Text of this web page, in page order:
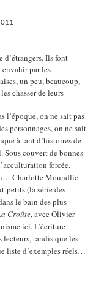
Ils font
par les
un peu, beaucoup,
chasser de leurs
l’époque, on ne sait pas
personnages, on ne sait
à tant d’histoires de
couvert de bonnes
forcée.
Charlotte Moundlic
petits (la série des
le bain des plus
Croûte, avec Olivier
ici. L’écriture
lecteurs, tandis que les
liste d’exemples réels…